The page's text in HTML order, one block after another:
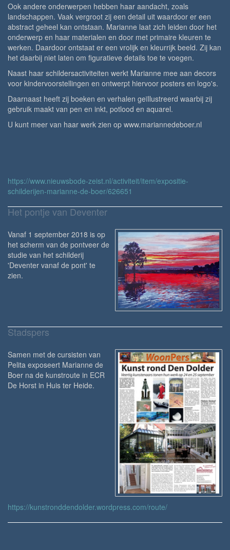
Ook andere onderwerpen hebben haar aandacht, zoals
landschappen. Vaak vergroot zij een detail uit waardoor er een
abstract geheel kan ontstaan. Marianne laat zich leiden door het
onderwerp en haar materialen en door met primaire kleuren te
werken. Daardoor ontstaat er een vrolijk en kleurrijk beeld. Zij kan
het daarbij niet laten om figuratieve details toe te voegen.
Naast haar schildersactiviteiten werkt Marianne mee aan decors
voor kindervoorstellingen en ontwerpt hiervoor posters en logo's.
Daarnaast heeft zij boeken en verhalen geïllustreerd waarbij zij
gebruik maakt van pen en inkt, potlood en aquarel.
U kunt meer van haar werk zien op www.mariannedeboer.nl
https://www.nieuwsbode-zeist.nl/activiteit/item/expositie-
schilderijen-marianne-de-boer/626651
Het pontje van Deventer
Vanaf 1 september 2018 is op
het scherm van de pontveer de
studie van het schilderij
'Deventer vanaf de pont' te
zien.
Stadspers
Samen met de cursisten van
Pelita exposeert Marianne de
Boer na de kunstroute in ECR
De Horst in Huis ter Heide.
https://kunstronddendolder.wordpress.com/route/